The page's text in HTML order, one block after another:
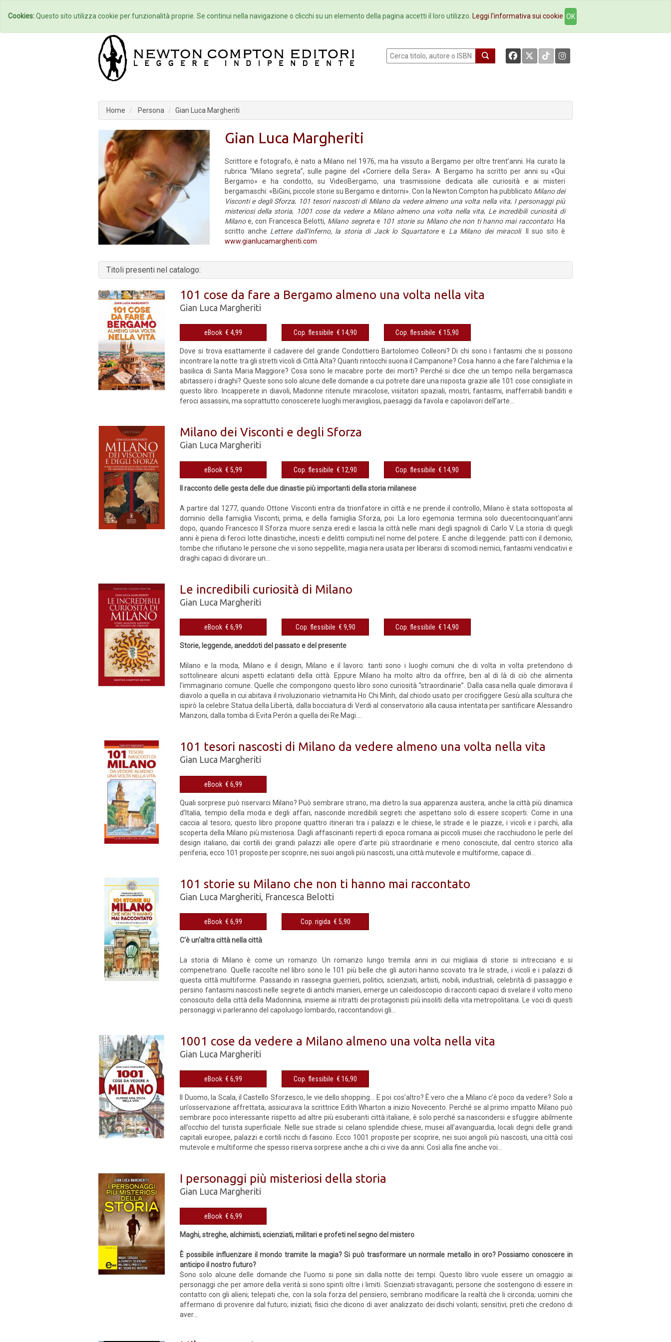
Home Autori Eventi Collane Newsletter Ebookstore Contatti
Home Persona Gian Luca Margheriti
Gian Luca Margheriti
Scrittore e fotografo, è nato a Milano nel 1976, ma ha vissuto a Bergamo per oltre trent’anni. Ha curato la
rubrica “Milano segreta”, sulle pagine del «Corriere della Sera». A Bergamo ha scritto per anni su «Qui
Bergamo» e ha condotto, su VideoBergamo, una trasmissione dedicata alle curiosità e ai misteri
bergamaschi: «BiGini, piccole storie su Bergamo e dintorni». Con la Newton Compton ha pubblicato Milano dei
Visconti e degli Sforza; 101 tesori nascosti di Milano da vedere almeno una volta nella vita; I personaggi più
misteriosi della storia; 1001 cose da vedere a Milano almeno una volta nella vita; Le incredibili curiosità di
Milanoe, con Francesca Belotti, Milano segretae 101 storie su Milano che non ti hanno mai raccontato. Ha
scritto anche Lettere dall’Inferno, la storia di Jack lo Squartatoree La Milano dei miracoli. Il suo sito è
www.gianlucamargheriti.com
Titoli presenti nel catalogo:
101 cose da fare a Bergamo almeno una volta nella vita
Gian Luca Margheriti
eBook € 4,99 Cop. flessibile € 14,90 Cop. flessibile € 15,90
Dove si trova esattamente il cadavere del grande Condottiero Bartolomeo Colleoni? Di chi sono i fantasmi che si possono
incontrare la notte tra gli stretti vicoli di Città Alta? Quanti rintocchi suona il Campanone? Cosa hanno a che fare l’alchimia e la
basilica di Santa Maria Maggiore? Cosa sono le macabre porte dei morti? Perché si dice che un tempo nella bergamasca
abitassero i draghi? Queste sono solo alcune delle domande a cui potrete dare una risposta grazie alle 101 cose consigliate in
questo libro. Incapperete in diavoli, Madonne ritenute miracolose, visitatori spaziali, mostri, fantasmi, inafferrabili banditi e
feroci assassini, ma soprattutto conoscerete luoghi meravigliosi, paesaggi da favola e capolavori dell’arte...
Milano dei Visconti e degli Sforza
Gian Luca Margheriti
eBook € 5,99 Cop. flessibile € 12,90 Cop. flessibile € 14,90
Il racconto delle gesta delle due dinastie più importanti della storia milanese
A partire dal 1277, quando Ottone Visconti entra da trionfatore in città e ne prende il controllo, Milano è stata sottoposta al
dominio della famiglia Visconti, prima, e della famiglia Sforza, poi. La loro egemonia termina solo duecentocinquant’anni
dopo, quando Francesco II Sforza muore senza eredi e lascia la città nelle mani degli spagnoli di Carlo V. La storia di quegli
anni è piena di feroci lotte dinastiche, incesti e delitti compiuti nel nome del potere. E anche di leggende: patti con il demonio,
tombe che rifiutano le persone che vi sono seppellite, magia nera usata per liberarsi di scomodi nemici, fantasmi vendicativi e
draghi capaci di divorare un...
Le incredibili curiosità di Milano
Gian Luca Margheriti
eBook € 6,99 Cop. flessibile € 9,90 Cop. flessibile € 14,90
Storie, leggende, aneddoti del passato e del presente
Milano e la moda, Milano e il design, Milano e il lavoro: tanti sono i luoghi comuni che di volta in volta pretendono di
sottolineare alcuni aspetti eclatanti della città. Eppure Milano ha molto altro da offrire, ben al di là di ciò che alimenta
l'immaginario comune. Quelle che compongono questo libro sono curiosità “straordinarie”. Dalla casa nella quale dimorava il
diavolo a quella in cui abitava il rivoluzionario vietnamita Ho Chi Minh, dal chiodo usato per crocifiggere Gesù alla scultura che
ispirò la celebre Statua della Libertà, dalla bocciatura di Verdi al conservatorio alla causa intentata per santificare Alessandro
Manzoni, dalla tomba di Evita Perón a quella dei Re Magi....
101 tesori nascosti di Milano da vedere almeno una volta nella vita
Gian Luca Margheriti
eBook € 6,99
Quali sorprese può riservarci Milano? Può sembrare strano, ma dietro la sua apparenza austera, anche la città più dinamica
d’Italia, tempio della moda e degli affari, nasconde incredibili segreti che aspettano solo di essere scoperti. Come in una
caccia al tesoro, questo libro propone quattro itinerari tra i palazzi e le chiese, le strade e le piazze, i vicoli e i parchi, alla
scoperta della Milano più misteriosa. Dagli affascinanti reperti di epoca romana ai piccoli musei che racchiudono le perle del
design italiano, dai cortili dei grandi palazzi alle opere d’arte più straordinarie e meno conosciute, dal centro storico alla
periferia, ecco 101 proposte per scoprire, nei suoi angoli più nascosti, una città mutevole e multiforme, capace di...
101 storie su Milano che non ti hanno mai raccontato
Gian Luca Margheriti, Francesca Belotti
eBook € 6,99 Cop. rigida € 5,90
C'è un'altra città nella città
La storia di Milano è come un romanzo. Un romanzo lungo tremila anni in cui migliaia di storie si intrecciano e si
compenetrano. Quelle raccolte nel libro sono le 101 più belle che gli autori hanno scovato tra le strade, i vicoli e i palazzi di
questa città multiforme. Passando in rassegna guerrieri, politici, scienziati, artisti, nobili, industriali, celebrità di passaggio e
persino fantasmi nascosti nelle segrete di antichi manieri, emerge un caleidoscopio di racconti capaci di svelare il volto meno
conosciuto della città della Madonnina, insieme ai ritratti dei protagonisti più insoliti della vita metropolitana. Le voci di questi
personaggi vi parleranno del capoluogo lombardo, raccontandovi gli...
1001 cose da vedere a Milano almeno una volta nella vita
Gian Luca Margheriti
eBook € 6,99 Cop. flessibile € 16,90
Il Duomo, la Scala, il Castello Sforzesco, le vie dello shopping… E poi cos’altro? È vero che a Milano c’è poco da vedere? Solo a
un’osservazione affrettata, assicurava la scrittrice Edith Wharton a inizio Novecento. Perché se al primo impatto Milano può
sembrare poco interessante rispetto ad altre più esuberanti città italiane, è solo perché sa nascondersi e sfuggire abilmente
all’occhio del turista superficiale. Nelle sue strade si celano splendide chiese, musei all’avanguardia, locali degni delle grandi
capitali europee, palazzi e cortili ricchi di fascino. Ecco 1001 proposte per scoprire, nei suoi angoli più nascosti, una città così
mutevole e multiforme che spesso riserva sorprese anche a chi ci vive da anni. Così alla fine anche voi...
I personaggi più misteriosi della storia
Gian Luca Margheriti
eBook € 6,99
Maghi, streghe, alchimisti, scienziati, militari e profeti nel segno del mistero
È possibile influenzare il mondo tramite la magia? Si può trasformare un normale metallo in oro? Possiamo conoscere in
anticipo il nostro futuro?
Sono solo alcune delle domande che l’uomo si pone sin dalla notte dei tempi. Questo libro vuole essere un omaggio ai
personaggi che per amore della verità si sono spinti oltre i limiti. Scienziati stravaganti; persone che sostengono di essere in
contatto con gli alieni; telepati che, con la sola forza del pensiero, sembrano modificare la realtà che li circonda; uomini che
affermano di provenire dal futuro; iniziati; fisici che dicono di aver analizzato dei dischi volanti; sensitivi; preti che credono di
aver...
Cookies:Questo sito utilizza cookie per funzionalità proprie. Se continui nella navigazione o clicchi su un elemento della pagina accetti il loro utilizzo. Leggi l'informativa sui cookie OK